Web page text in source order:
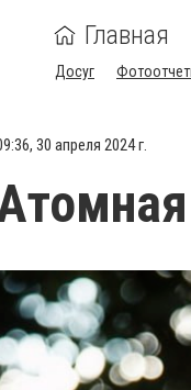
Главная
Досуг
30 апреля 2024 г.